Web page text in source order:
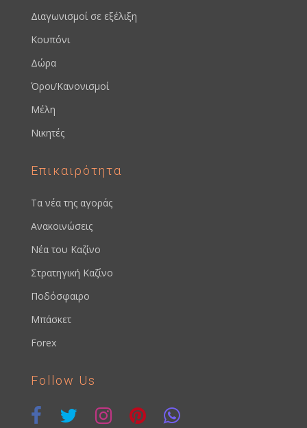
Διαγωνισμοί σε εξέλιξη
Κουπόνι
Δώρα
Όροι/Κανονισμοί
Μέλη
Νικητές
Επικαιρότητα
Τα νέα της αγοράς
Ανακοινώσεις
Νέα του Καζίνο
Στρατηγική Καζίνο
Ποδόσφαιρο
Μπάσκετ
Forex
Follow Us